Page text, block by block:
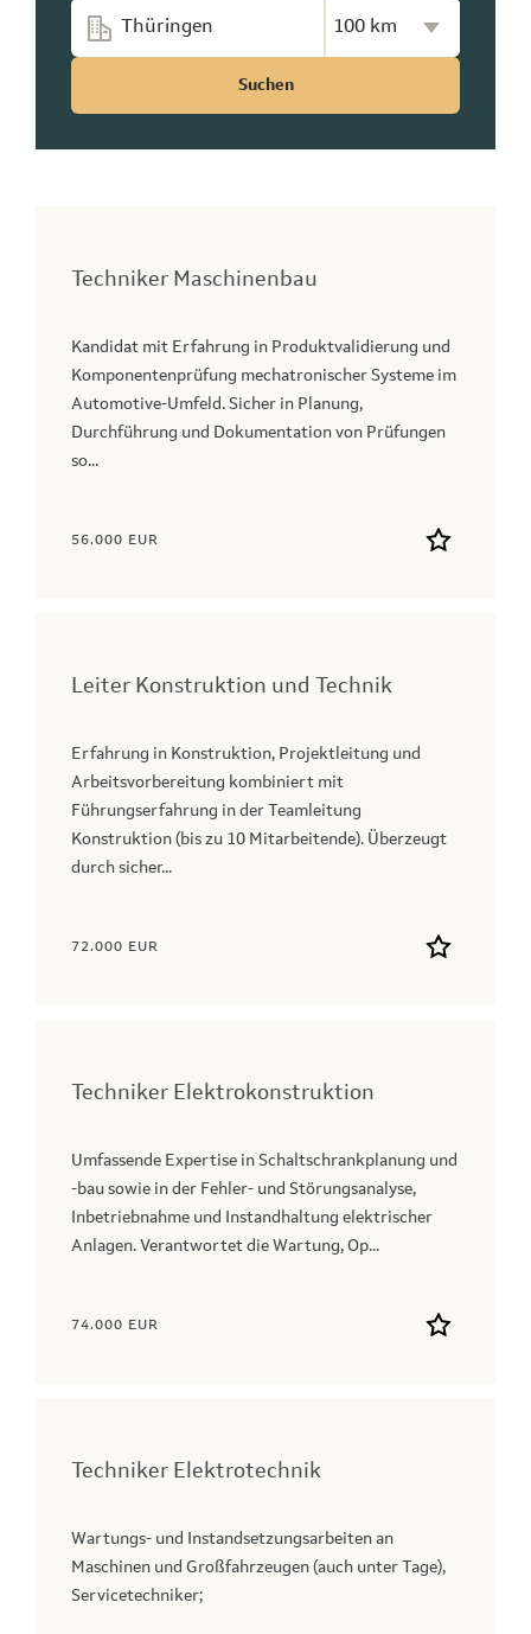
Suchen
Techniker Maschinenbau
Kandidat mit Erfahrung in Produktvalidierung und
Komponentenprüfung mechatronischer Systeme im
Automotive-Umfeld. Sicher in Planung,
Durchführung und Dokumentation von Prüfungen
so...
56.000 EUR
Leiter Konstruktion und Technik
Erfahrung in Konstruktion, Projektleitung und
Arbeitsvorbereitung kombiniert mit
Führungserfahrung in der Teamleitung
Konstruktion (bis zu 10 Mitarbeitende). Überzeugt
durch sicher...
72.000 EUR
Techniker Elektrokonstruktion
Umfassende Expertise in Schaltschrankplanung und
‑bau sowie in der Fehler‑ und Störungsanalyse,
Inbetriebnahme und Instandhaltung elektrischer
Anlagen. Verantwortet die Wartung, Op...
74.000 EUR
Techniker Elektrotechnik
Wartungs- und Instandsetzungsarbeiten an
Maschinen und Großfahrzeugen (auch unter Tage),
Servicetechniker;